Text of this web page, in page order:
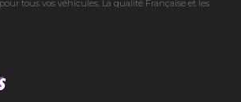
tous vos véhicules. La qualité Française et les